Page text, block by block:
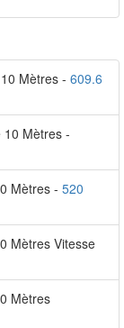
Mètres - 609.6
Mètres -
Mètres - 520
Mètres Vitesse
Mètres